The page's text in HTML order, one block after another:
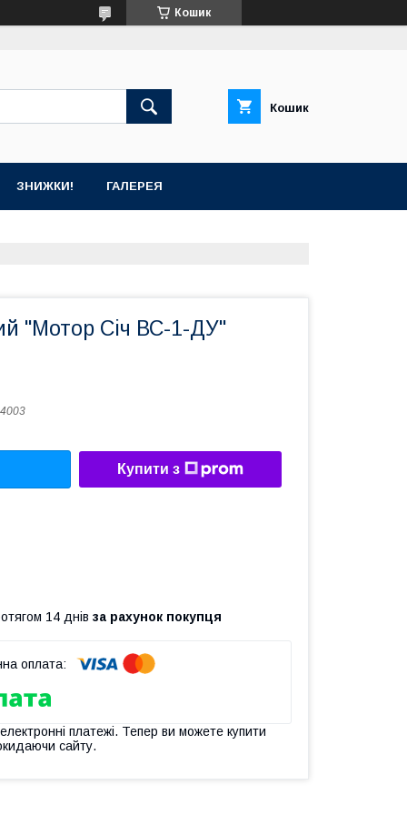
Кошик
Кошик
ЗНИЖКИ! ГАЛЕРЕЯ
"Мотор Сiч ВС-1-ДУ"
Купити з
14 днів за рахунок покупця
платежі. Тепер ви можете купити
сайту.